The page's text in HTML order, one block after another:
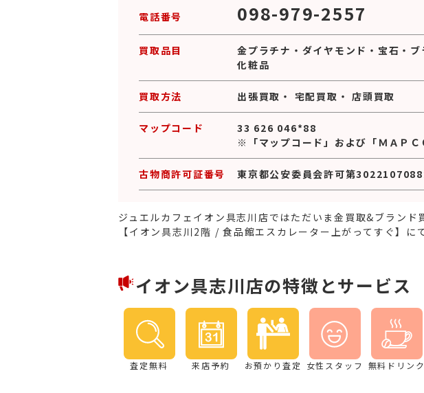
電話番号 098-979-2557
買取品目 金プラチナ ・ ダイヤモンド ・ 宝石 ・ ブ
化粧品
買取方法 出張買取 ・ 宅配買取 ・店頭買取
マップコード
33 626 046*88
※「マップコード」および「ＭＡＰＣ
古物商許可証番号 東京都公安委員会許可第
ジュエルカフェイオン具志川店ではただいま金買取&ブランド
【イオン具志川2階 / 食品館エスカレーター上がってすぐ】に
イオン具志川店の特徴とサービス
査定無料 来店予約 お預かり査定 女性スタッフ 無料ドリンク